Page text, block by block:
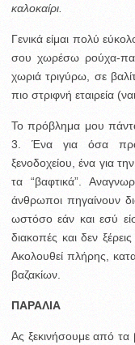
καλοκαίρι.
Γενικά είμαι πολύ
σου χωρέσω ρούχα-
χωριά τριγύρω, σε
πιο στριφνή εταιρεία
Το πρόβλημα μου
3. Ένα για όσα
ξενοδοχείου, ένα για
τα “βαφτικά”.
άνθρωποι πηγαίνουν
ωστόσο εάν και εσύ
διακοπές και δεν
Ακολουθεί πλήρης,
βαζακίων.
ΠΑΡΑΛΙΑ
Ας ξεκινήσουμε από